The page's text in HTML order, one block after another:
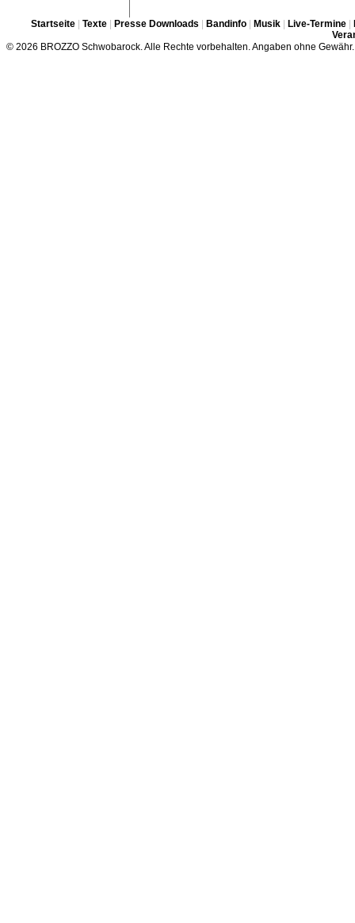
Startseite| Texte| Presse Downloads Bandinfo| Musik| Live-Termine|
© 2026 BROZZO Schwobarock. Alle Rechte vorbehalten. Angaben ohne Gewähr.